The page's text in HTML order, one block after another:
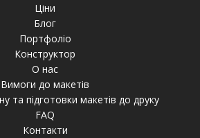
Ціни
Блог
Портфоліо
Конструктор
О нас
Вимоги до макетів
та підготовки макетів до друку
FAQ
Контакти